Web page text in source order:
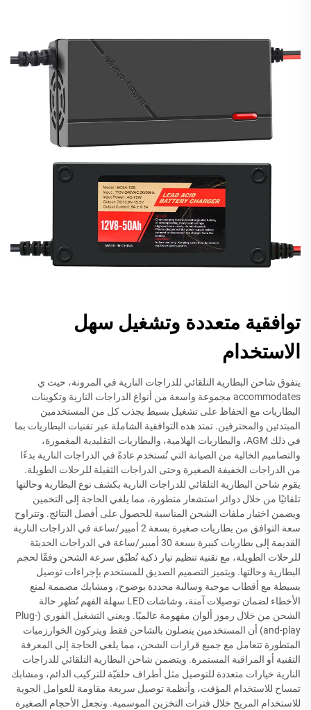
توافقية متعددة وتشغيل سهل
الاستخدام
يتفوق شاحن البطارية التلقائي للدراجات النارية في المرونة، حيث ي
accommodates مجموعة واسعة من أنواع الدراجات النارية وتكوينات
البطاريات مع الحفاظ على تشغيل بسيط يجذب كل من المستخدمين
المبتدئين والمحترفين. تمتد هذه التوافقية الشاملة عبر تقنيات البطاريات بما
في ذلك AGM، والبطاريات الهلامية، والبطاريات التقليدية المغمورة،
والتصاميم الخالية من الصيانة التي تُستخدم عادةً في الدراجات النارية بدءًا
من الدراجات الخفيفة الصغيرة وحتى الدراجات الثقيلة للرحلات الطويلة.
يقوم شاحن البطارية التلقائي للدراجات النارية بكشف نوع البطارية وحالتها
تلقائيًا من خلال دوائر استشعار متطورة، مما يلغي الحاجة إلى التخمين
ويضمن اختيار ملفات الشحن المناسبة للحصول على أفضل النتائج. وتتراوح
سعة التوافق من بطاريات صغيرة بسعة 2 أمبير/ساعة في الدراجات النارية
القديمة إلى بطاريات كبيرة بسعة 30 أمبير/ساعة في الدراجات الحديثة
للرحلات الطويلة، مع تقنية تنظيم تيار ذكية تُطبّق سرعة الشحن وفقًا لحجم
البطارية وحالتها. ويتميز التصميم الصديق للمستخدم بإجراءات توصيل
بسيطة مع أقطاب موجبة وسالبة محددة بوضوح، ومشابك مصممة لمنع
الأخطاء لضمان توصيلات آمنة، وشاشات LED سهلة الفهم تُظهر حالة
الشحن من خلال رموز ألوان مفهومة عالميًا. ويعني التشغيل الفوري (Plug-
and-play) أن المستخدمين يتصلون بالشاحن فقط ويتركون الخوارزميات
المتطورة تتعامل مع جميع قرارات الشحن، مما يلغي الحاجة إلى المعرفة
التقنية أو المراقبة المستمرة. ويتضمن شاحن البطارية التلقائي للدراجات
النارية خيارات متعددة للتوصيل مثل أطراف حلقيّة للتركيب الدائم، ومشابك
تمساح للاستخدام المؤقت، وأنظمة توصيل سريعة مقاومة للعوامل الجوية
للاستخدام المريح خلال فترات التخزين الموسمية. وتجعل الأحجام الصغيرة